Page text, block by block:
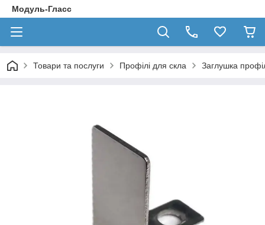
Модуль-Гласс
Товари та послуги Профілі для скла Заглушка